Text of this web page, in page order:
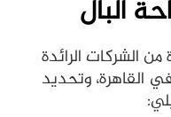
البال
الشركات الرائدة
القاهرة، وتحديد